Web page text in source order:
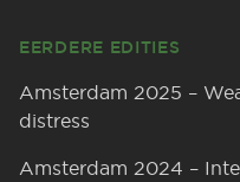
EERDERE EDITIES
Amsterdam 2025 –
distress
Amsterdam 2024 –